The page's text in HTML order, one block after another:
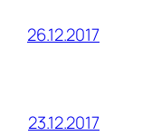
26.12.2017
23.12.2017